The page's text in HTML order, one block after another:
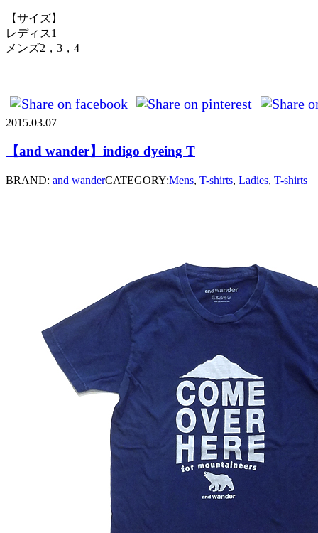
【サイズ】
レディス1
メンズ2，3，4
2015.03.07
【and wander】indigo dyeing T
BRAND: and wanderCATEGORY:Mens, T-shirts, Ladies, T-shirts